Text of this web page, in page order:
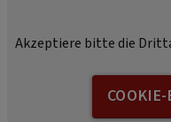
Akzeptiere bitte die